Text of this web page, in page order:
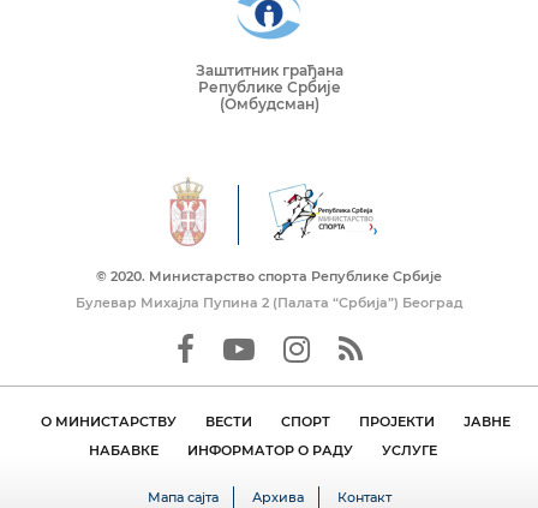
Заштитник грађана
Републике Србије
(Омбудсман)
© 2020. Mинистарство спорта Републике Србије
Булевар Михајла Пупина 2 (Палата “Србија”) Београд
О МИНИСТАРСТВУ ВЕСТИ СПОРТ ПРОЈЕКТИ
ЈАВНЕ
НАБАВКЕ
ИНФОРМАТОР О РАДУ УСЛУГЕ
Мапа сајта Архива Контакт